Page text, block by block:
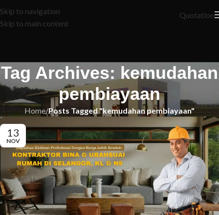
Skip to navigation
Skip to main content
Quotation
Tag Archives: kemudahan
pembiayaan
Home/Posts Tagged "kemudahan pembiayaan"
13
NOV